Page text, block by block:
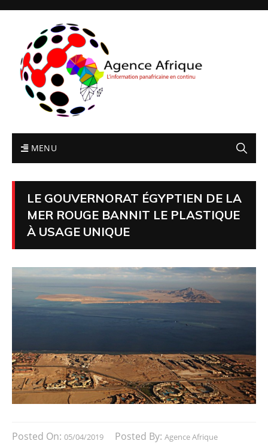
MENU
LE GOUVERNORAT ÉGYPTIEN DE LA
MER ROUGE BANNIT LE PLASTIQUE
À USAGE UNIQUE
Posted On: 05/04/2019 Posted By: Agence Afrique